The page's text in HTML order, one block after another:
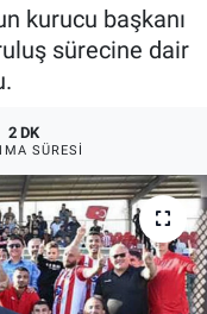
kurucu başkanı
sürecine dair
2 DK
SÜRESI